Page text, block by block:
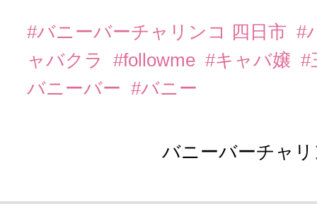
#バニーバーチャリンコ 四日市 #
ャバクラ
#followme #キャバ嬢 #
バニーバー #バニー
バニーバーチャ